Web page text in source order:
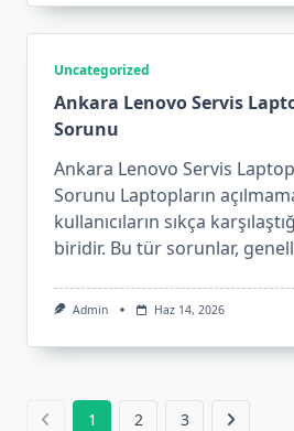
Uncategorized
Ankara Lenovo Servis
Sorunu
Ankara Lenovo Servis
Sorunu Laptopların
kullanıcıların sıkça
biridir. Bu tür sorunlar,
Admin Haz 14, 2026
1 2 3